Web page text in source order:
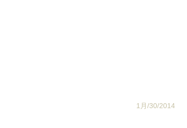
1月/30/2014